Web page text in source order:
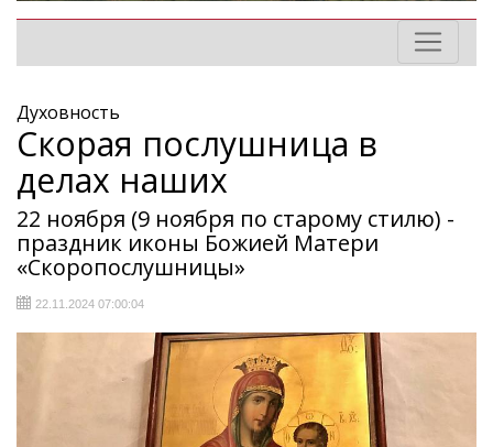
Духовность
Скорая послушница в
делах наших
22 ноября (9 ноября по старому стилю) -
праздник иконы Божией Матери
«Скоропослушницы»
22.11.2024 07:00:04